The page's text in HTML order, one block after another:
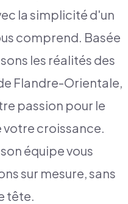
la simplicité d'un
comprend. Basée
les réalités des
Flandre-Orientale,
passion pour le
votre croissance.
équipe vous
sur mesure, sans
tête.